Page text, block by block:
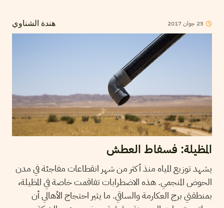
هندة الشناوي 25 جوان2017
المظيلة: فسفاط العطش
يشهد توزيع المياه منذ أكثر من شهر انقطاعات مفاجئة في مدن
الحوض المنجمي. هذه الاضطرابات تفاقمت خاصة في المظيلة،
بمنطقتي برج العكارمة والساقي. ما يثير احتجاج الأهالي أن